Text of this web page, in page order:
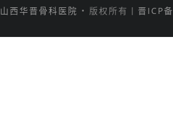
山西华晋骨科医院 • 版权所有丨 晋ICP